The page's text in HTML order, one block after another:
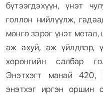
бүтээгдэхүүн, үнэт
голлон нийлүүлж,
мөнгө зэрэг үнэт
аж ахуй, аж үйлдвэр,
хөрөнгийн салбар
Энэтхэгт манай 420,
энэтхэг иргэн оршин